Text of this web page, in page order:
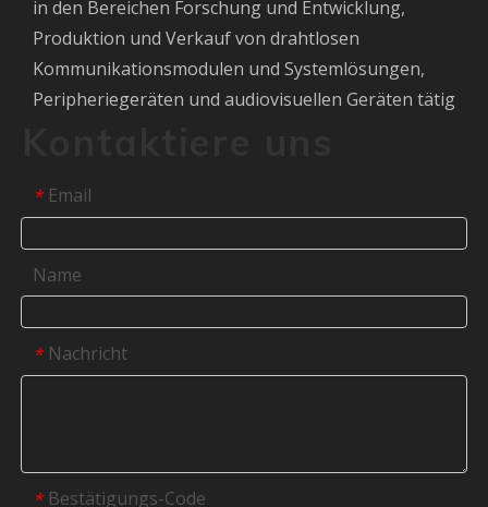
in den Bereichen Forschung und Entwicklung,
Produktion und Verkauf von drahtlosen
Kommunikationsmodulen und Systemlösungen,
Peripheriegeräten und audiovisuellen Geräten tätig
* Email
Name
* Nachricht
* Bestätigungs-Code